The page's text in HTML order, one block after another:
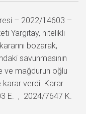
– 2022/14603 –
Yargıtay, nitelikli
bozarak,
savunmasının
ve mağdurun oğlu
karar verdi. Karar
, 2024/7647 K.